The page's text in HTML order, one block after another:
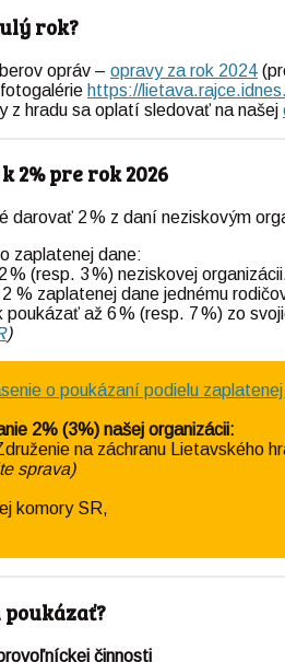
rok?
opráv – opravy za rok 2024
https://
z hradu sa oplatí sledovať na našej
pre rok 2026
darovať 2 % z daní neziskovým
zaplatenej dane:
(resp. 3 %) neziskovej
% zaplatenej dane jednému
až 6 % (resp. 7 %) zo
)
o poukázaní podielu
2% (3%) našej organizácii:
na záchranu Lietavského
sprava)
komory SR,
poukázať?
činnosti